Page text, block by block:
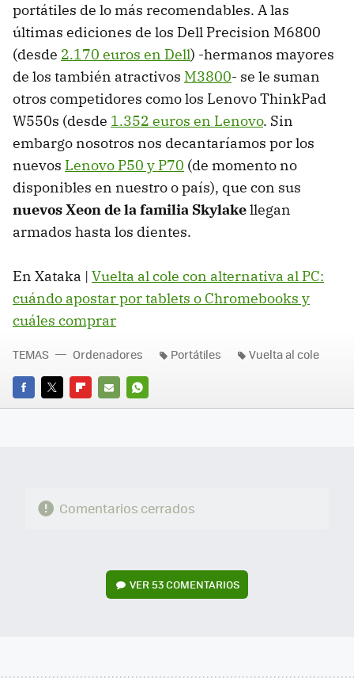
portátiles de lo más recomendables. A las
últimas ediciones de los Dell Precision M6800
(desde 2.170 euros en Dell) -hermanos mayores
de los también atractivos M3800- se le suman
otros competidores como los Lenovo ThinkPad
W550s (desde 1.352 euros en Lenovo. Sin
embargo nosotros nos decantaríamos por los
nuevos Lenovo P50 y P70 (de momento no
disponibles en nuestro o país), que con sus
nuevos Xeon de la familia Skylakellegan
armados hasta los dientes.
En Xataka | Vuelta al cole con alternativa al PC:
cuándo apostar por tablets o Chromebooks y
cuáles comprar
FACEBOOK
TWITTERFLIPBOARD
E-
WHATSAPP
TEMAS Ordenadores Portátiles Vuelta al cole
Comentarios cerrados
VER53 COMENTARIOS